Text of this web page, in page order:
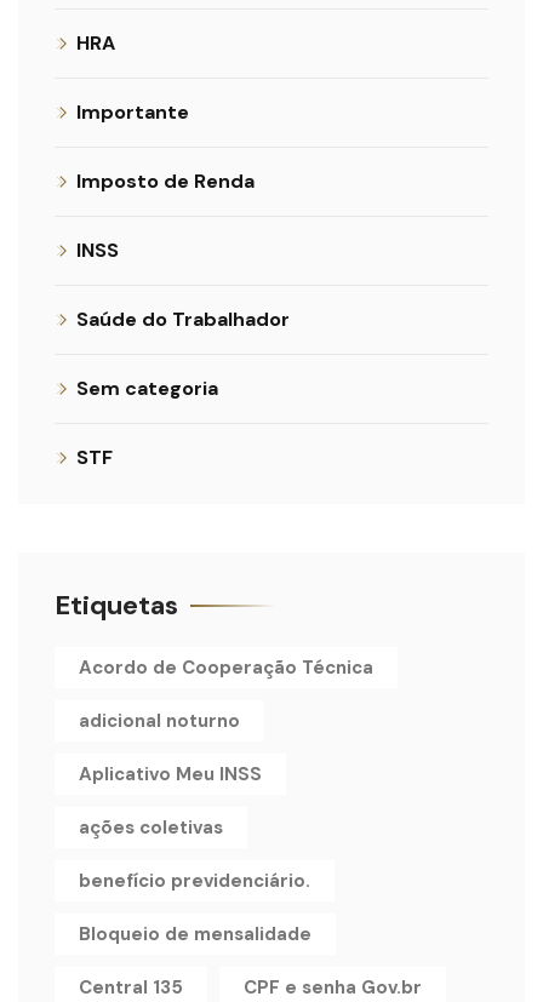
HRA
Importante
Imposto de Renda
INSS
Saúde do Trabalhador
Sem categoria
STF
Etiquetas
Acordo de Cooperação Técnica
adicional noturno
Aplicativo Meu INSS
ações coletivas
benefício previdenciário.
Bloqueio de mensalidade
Central 135 CPF e senha Gov.br